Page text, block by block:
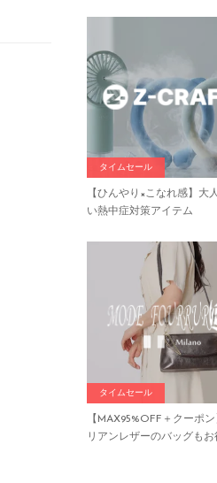
タイムセール
【ひんやり×こなれ感】大
い熱中症対策アイテム
タイムセール
【MAX95%OFF＋クーポ
リアンレザーのバッグもお